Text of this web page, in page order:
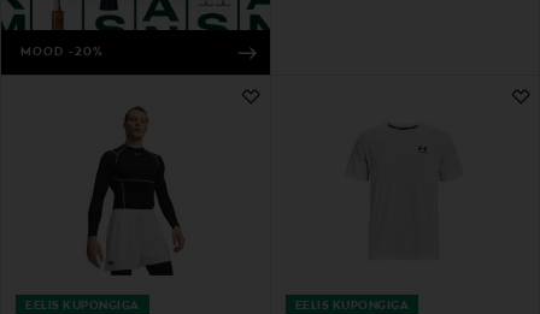
MOOD -20%
EELIS KUPONGIGA EELIS KUPONGIGA